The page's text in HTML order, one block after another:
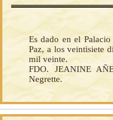
Es dado en el
Paz, a los veintisiete
mil veinte.
FDO. JEANINE
Negrette.